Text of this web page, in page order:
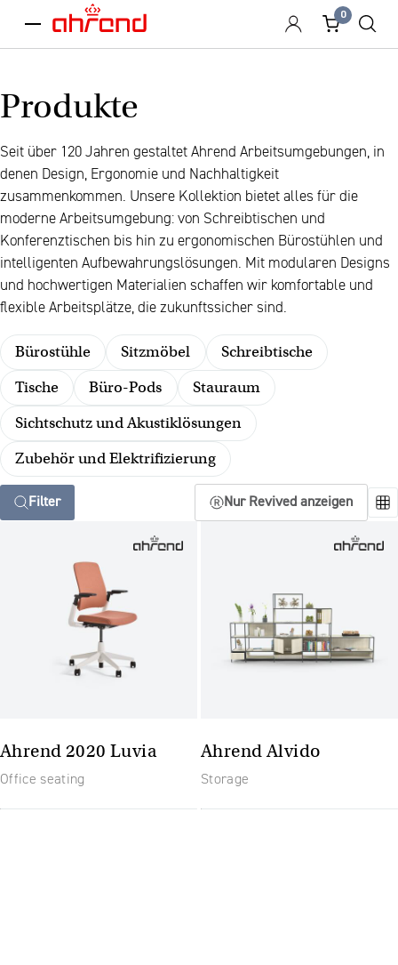
menu
0
Produkte
Seit über 120 Jahren gestaltet Ahrend Arbeitsumgebungen, in
denen Design, Ergonomie und Nachhaltigkeit
zusammenkommen. Unsere Kollektion bietet alles für die
moderne Arbeitsumgebung: von Schreibtischen und
Konferenztischen bis hin zu ergonomischen Bürostühlen und
intelligenten Aufbewahrungslösungen. Mit modularen Designs
und hochwertigen Materialien schaffen wir komfortable und
flexible Arbeitsplätze, die zukunftssicher sind.
Bürostühle Sitzmöbel
Schreibtische
Tische
Büro-Pods
Stauraum
Sichtschutz und Akustiklösungen
Zubehör und Elektrifizierung
Filter Nur Revived anzeigen
Ahrend 2020 Luvia
Office seating
Ahrend Alvido
Storage